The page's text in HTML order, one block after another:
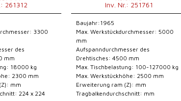
261312
3300
des
mm
18000 kg
2300 mm
mm
224 x 224
Inv. Nr.: 251761
Baujahr:1965
Max. Werkstückdurchmesser: 5000
mm
Aufspanndurchmesser des
Drehtisches: 4500 mm
Max. Tischbelastung: 100-127000 kg
Max. Werkstückhöhe: 2500 mm
Erweiterung ram (Z): mm
Tragbalkendurchschnitt: mm